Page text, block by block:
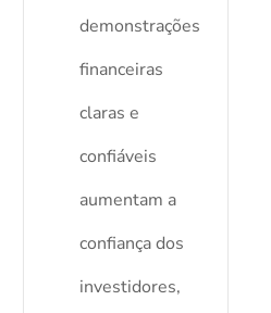
demonstrações
financeiras
claras e
confiáveis
aumentam a
confiança dos
investidores,